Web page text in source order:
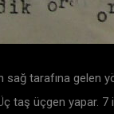
tarafına gelen
üçgen yapar.